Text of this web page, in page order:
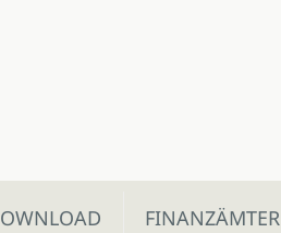
FINANZÄMTER